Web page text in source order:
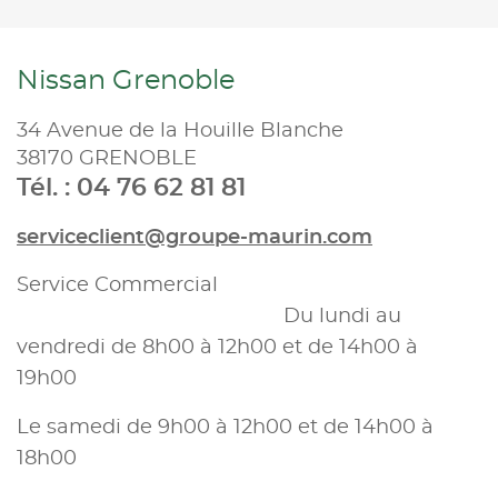
Nissan Grenoble
34 Avenue de la Houille Blanche
38170 GRENOBLE
Tél. : 04 76 62 81 81
serviceclient@groupe-maurin.com
Service Commercial
Du lundi au
vendredi de 8h00 à 12h00 et de 14h00 à
19h00
Le samedi de 9h00 à 12h00 et de 14h00 à
18h00